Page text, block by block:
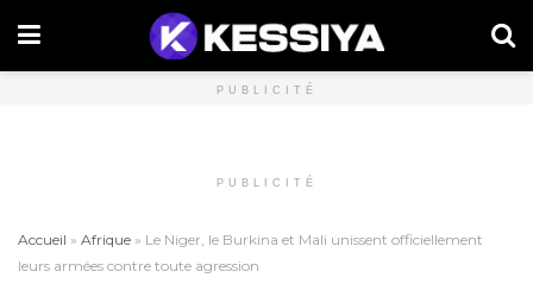
PUBLICITÉ
PUBLICITÉ
Accueil » Afrique » Le Niger, le Burkina et Mali unissent officiellement
leurs armées contre toute agression